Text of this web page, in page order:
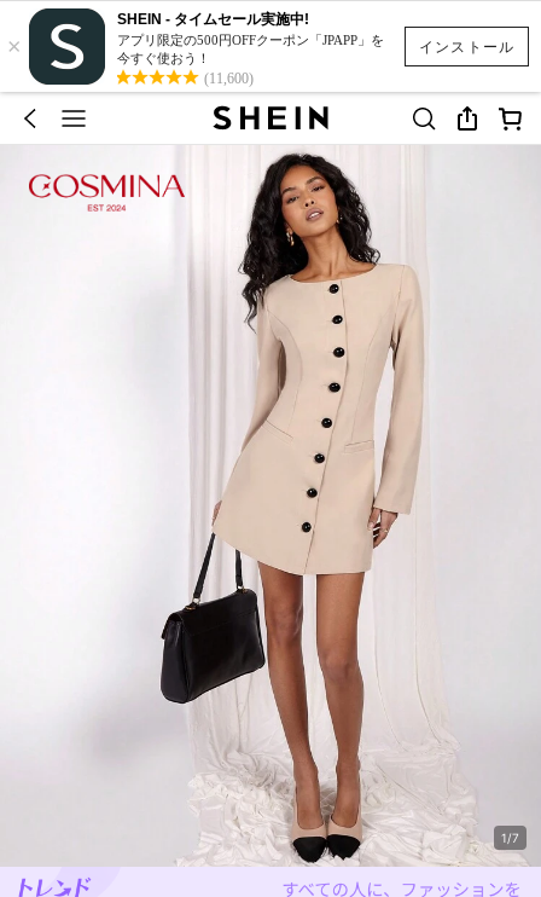
インストール
×
SHEIN - タイムセール実施中!
アプリ限定の500円OFFクーポン「JPAPP」を
今すぐ使おう！
(11,600)
1/7